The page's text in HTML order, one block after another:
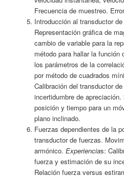
Frecuencia de muestreo.
Introducción al transductor
Representación gráfica de
cambio de variable para la
método para hallar la función
los parámetros de la
por método de cuadrados
Calibración del transductor
incertidumbre de
posición y tiempo para un
plano inclinado.
Fuerzas dependientes de la
transductor de fuerzas.
armónico. Experiencias:
fuerza y estimación de su
Relación fuerza versus